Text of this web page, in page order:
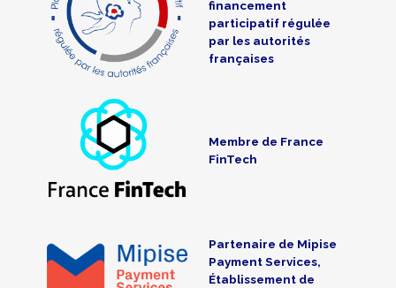
financement
participatif régulée
par les autorités
françaises
Membre de France
FinTech
Partenaire de Mipise
Payment Services,
Établissement de